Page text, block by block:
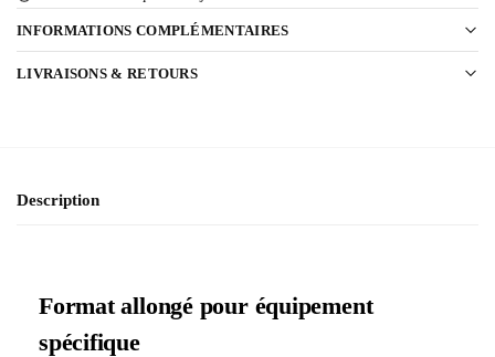
INFORMATIONS COMPLÉMENTAIRES
LIVRAISONS & RETOURS
Description
Format allongé pour équipement
spécifique